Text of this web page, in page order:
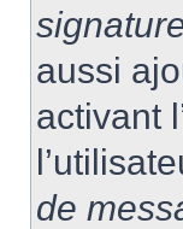
aussi
activant
de